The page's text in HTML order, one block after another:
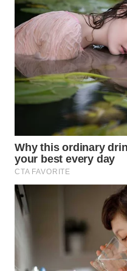
MAWAKA
ID
MARTABAT
NET
PLN
MKLI
LKKI